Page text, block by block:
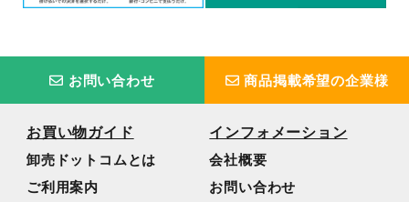
お問い合わせ 商品掲載希望の企業様
お買い物ガイド
卸売ドットコムとは
ご利用案内
インフォメーション
会社概要
お問い合わせ